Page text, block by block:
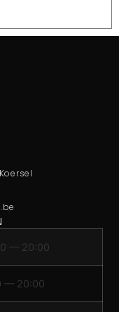
— 20:00
— 20:00